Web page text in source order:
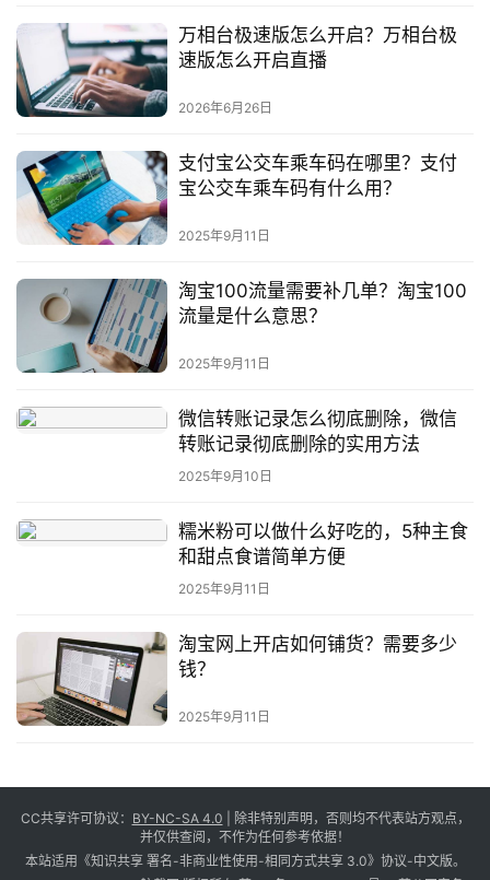
万相台极速版怎么开启？万相台极
速版怎么开启直播
2026年6月26日
支付宝公交车乘车码在哪里？支付
宝公交车乘车码有什么用？
2025年9月11日
淘宝100流量需要补几单？淘宝100
流量是什么意思？
2025年9月11日
微信转账记录怎么彻底删除，微信
转账记录彻底删除的实用方法
2025年9月10日
糯米粉可以做什么好吃的，5种主食
和甜点食谱简单方便
2025年9月11日
淘宝网上开店如何铺货？需要多少
钱？
2025年9月11日
CC共享许可协议： BY-NC-SA 4.0 | 除非特别声明，否则均不代表站方观点，
并仅供查阅，不作为任何参考依据！
本站适用《知识共享 署名-非商业性使用-相同方式共享 3.0》协议-中文版。